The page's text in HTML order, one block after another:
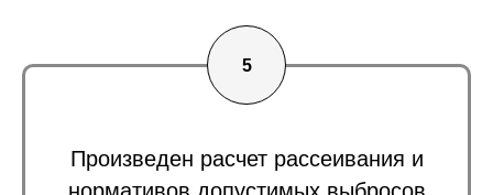
Произведен расчет рассеивания и